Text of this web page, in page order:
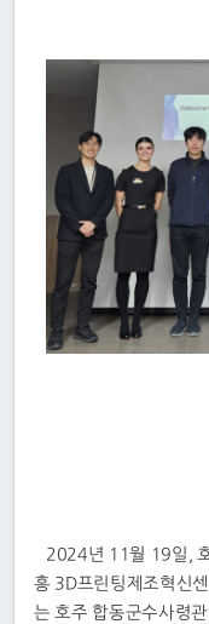
2024년 11월 19일,
흥 3D프린팅제조혁신
는 호주 합동군수사령